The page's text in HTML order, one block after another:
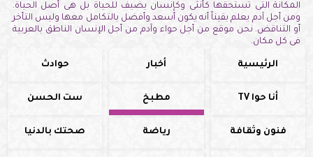
المكانة التى تستحقها كأنثى وكإنسان يضيف للحياة بل هى أصل الحياة.
ومن أجل آدم يعلم يقيناً أنه يكون أسعد وأفضل بالتكامل معها وليس التأخر
أو التناقض. نحن موقع من أجل حواء وآدم من أجل الإنسان الناطق بالعربية
فى كل مكان.
الرئيسية أخبار حوادث
أنا حوا TV مطبخ ست الحسن
فنون وثقافة رياضة صحتك بالدنيا